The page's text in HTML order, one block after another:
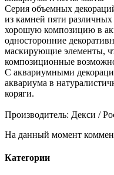
Серия объемных
из камней пяти различных
хорошую композицию в
односторонние
маскирующие элементы,
композиционные
С аквариумными
аквариума в
коряги.
Производитель: Декси /
На данный момент
Категории